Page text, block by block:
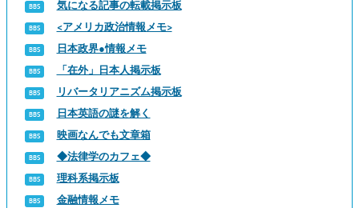
気になる記事の転載掲示板
<アメリカ政治情報メモ>
日本政界●情報メモ
「在外」日本人掲示板
リバータリアニズム掲示板
日本英語の謎を解く
映画なんでも文章箱
◆法律学のカフェ◆
理科系掲示板
金融情報メモ